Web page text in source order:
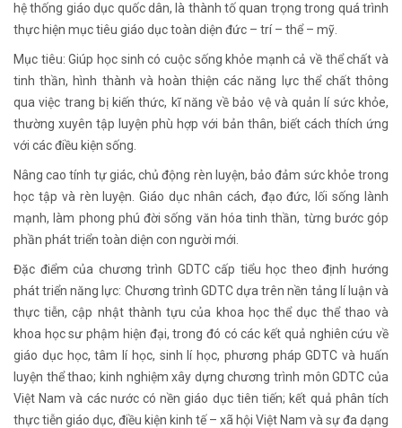
hệ thống giáo dục quốc dân, là thành tố quan trọng trong quá trình
thực hiện mục tiêu giáo dục toàn diện đức – trí – thể – mỹ.
Mục tiêu: Giúp học sinh có cuộc sống khỏe mạnh cả về thể chất và
tinh thần, hình thành và hoàn thiện các năng lực thể chất thông
qua việc trang bị kiến thức, kĩ năng về bảo vệ và quản lí sức khỏe,
thường xuyên tập luyện phù hợp với bản thân, biết cách thích ứng
với các điều kiện sống.
Nâng cao tính tự giác, chủ động rèn luyện, bảo đảm sức khỏe trong
học tập và rèn luyện. Giáo dục nhân cách, đạo đức, lối sống lành
mạnh, làm phong phú đời sống văn hóa tinh thần, từng bước góp
phần phát triển toàn diện con người mới.
Đặc điểm của chương trình GDTC cấp tiểu học theo định hướng
phát triển năng lực: Chương trình GDTC dựa trên nền tảng lí luận và
thực tiễn, cập nhật thành tựu của khoa học thể dục thể thao và
khoa học sư phậm hiện đại, trong đó có các kết quả nghiên cứu về
giáo dục học, tâm lí học, sinh lí học, phương pháp GDTC và huấn
luyện thể thao; kinh nghiệm xây dựng chương trình môn GDTC của
Việt Nam và các nước có nền giáo dục tiên tiến; kết quả phân tích
thực tiễn giáo dục, điều kiện kinh tế – xã hội Việt Nam và sự đa dạng